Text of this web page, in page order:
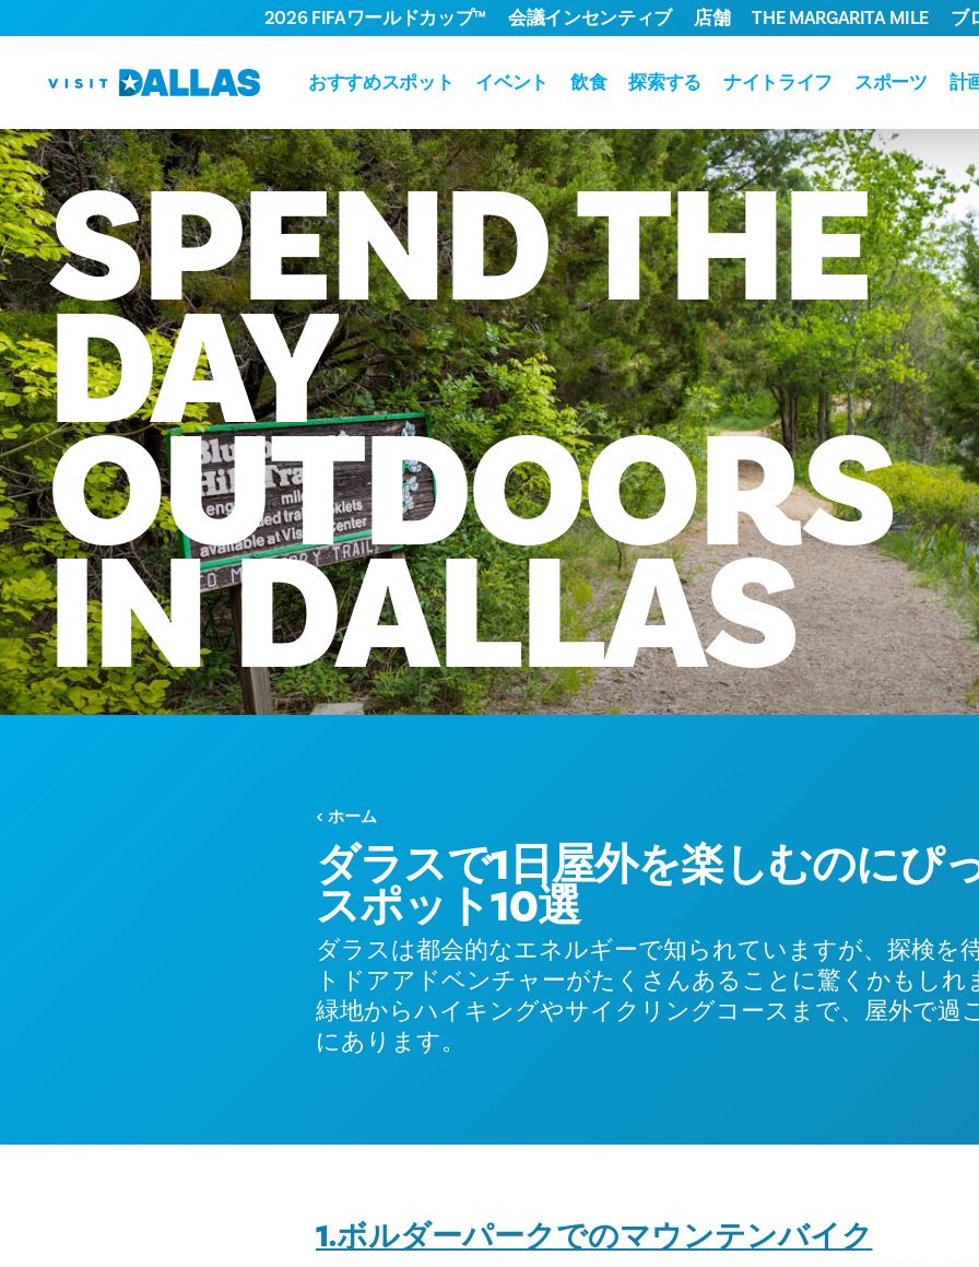
コンテンツへスキップ
おすすめスポット イベント 飲食 探索する ナイトライフ スポーツ 計
2026 FIFAワールドカップ™ 会議インセンティブ 店舗 THE MARGARITA MILE ブ
SPENDTHE
DAY
OUTDOORS
INDALLAS
ホーム
ダラスで1日屋外を楽しむのにぴ
スポット10選
ダラスは都会的なエネルギーで知られていますが、探検を
トドアアドベンチャーがたくさんあることに驚くかもしれ
緑地からハイキングやサイクリングコースまで、屋外で過
にあります。
1.ボルダーパークでのマウンテンバイク